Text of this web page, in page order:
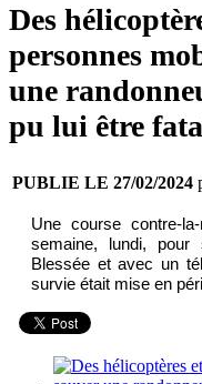
Des
personnes
une
pu lui être
PUBLIE LE 27/02/2024
Une course contre-
semaine, lundi, pour
Blessée et avec un
survie était mise en